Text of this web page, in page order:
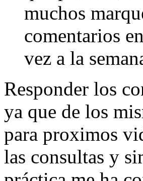
muchos
comentarios
vez a la
Responder los
ya que de los
para proximos
las consultas y